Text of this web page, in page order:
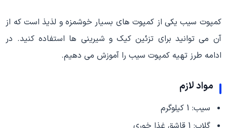
کمپوت سیب یکی از کمپوت های بسیار خوشمزه و لذیذ است که از
آن می توانید برای تزئین کیک و شیرینی ها استفاده کنید. در
ادامه طرز تهیه کمپوت سیب را آموزش می دهیم.
مواد لازم
سیب: 1 کیلوگرم